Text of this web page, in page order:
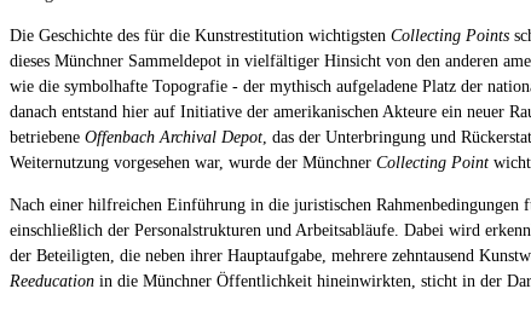
Die Geschichte des für die Kunstrestitution wichtigsten Collecting Points
dieses Münchner Sammeldepot in vielfältiger Hinsicht von den anderen
wie die symbolhafte Topografie - der mythisch aufgeladene Platz der
danach entstand hier auf Initiative der amerikanischen Akteure ein neuer
betriebene Offenbach Archival Depot , das der Unterbringung und
Weiternutzung vorgesehen war, wurde der Münchner Collecting Point
Nach einer hilfreichen Einführung in die juristischen Rahmenbedingungen
einschließlich der Personalstrukturen und Arbeitsabläufe. Dabei wird
der Beteiligten, die neben ihrer Hauptaufgabe, mehrere zehntausend
Reeducation in die Münchner Öffentlichkeit hineinwirkten, sticht in der